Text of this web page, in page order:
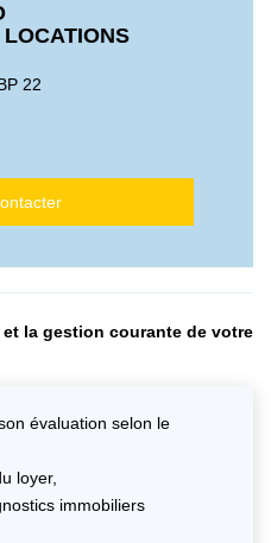
22
la gestion courante de votre
évaluation selon le
loyer,
immobiliers